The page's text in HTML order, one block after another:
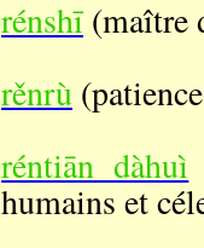
rénshī(maître
rěnrù
réntiān dàhuì
humains et